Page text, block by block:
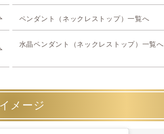
ペンダント（ネックレストップ）一覧へ
水晶ペンダント（ネックレストップ）一覧へ
メージ